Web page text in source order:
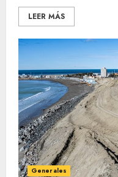
LEER MÁS
Generales